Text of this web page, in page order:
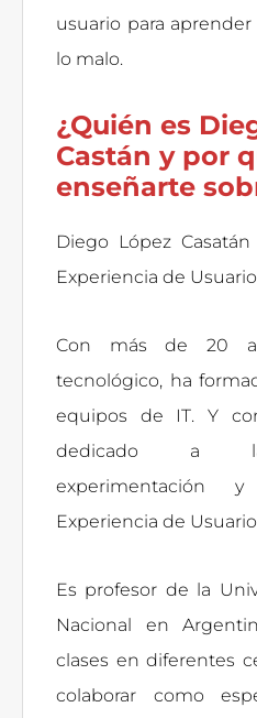
usuario para
lo malo.
¿Quién es
Castán y por
enseñarte
Diego López
Experiencia de
Con más de 20
tecnológico, ha
equipos de IT. Y
dedicado a la
Experiencia de
Es profesor de la
Nacional en
clases en diferentes
colaborar como